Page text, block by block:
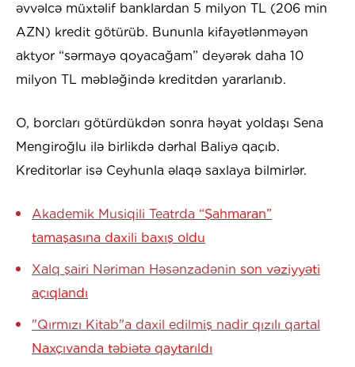
əvvəlcə müxtəlif banklardan 5 milyon TL (206 min
AZN) kredit götürüb. Bununla kifayətlənməyən
aktyor “sərmayə qoyacağam” deyərək daha 10
milyon TL məbləğində kreditdən yararlanıb.
O, borcları götürdükdən sonra həyat yoldaşı Sena
Mengiroğlu ilə birlikdə dərhal Baliyə qaçıb.
Kreditorlar isə Ceyhunla əlaqə saxlaya bilmirlər.
Akademik Musiqili Teatrda “Şahmaran”
tamaşasına daxili baxış oldu
Xalq şairi Nəriman Həsənzadənin son vəziyyəti
açıqlandı
"Qırmızı Kitab"a daxil edilmiş nadir qızılı qartal
Naxçıvanda təbiətə qaytarıldı